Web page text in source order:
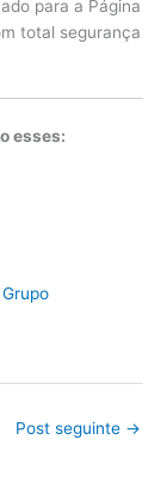
para a Página
total segurança
esses:
Grupo
Post seguinte →